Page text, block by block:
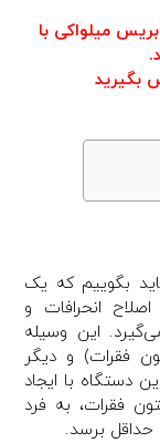
بریس میلواکی با
بگیرید
بگوییم که یک
انحرافات و
این وسیله
فقرات) و دیگر
دستگاه با ایجاد
فقرات، به فرد
حداقل برسد.